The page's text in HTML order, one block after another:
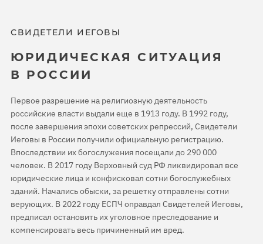
СВИДЕТЕЛИ ИЕГОВЫ
ЮРИДИЧЕСКАЯ СИТУАЦИЯ
В РОССИИ
Первое разрешение на религиозную деятельность
российские власти выдали еще в 1913 году. В 1992 году,
после завершения эпохи советских репрессий, Свидетели
Иеговы в России получили официальную регистрацию.
Впоследствии их богослужения посещали до 290 000
человек. В 2017 году Верховный суд РФ ликвидировал все
юридические лица и конфисковал сотни богослужебных
зданий. Начались обыски, за решетку отправлены сотни
верующих. В 2022 году ЕСПЧ оправдал Свидетелей Иеговы,
предписал остановить их уголовное преследование и
компенсировать весь причиненный им вред.